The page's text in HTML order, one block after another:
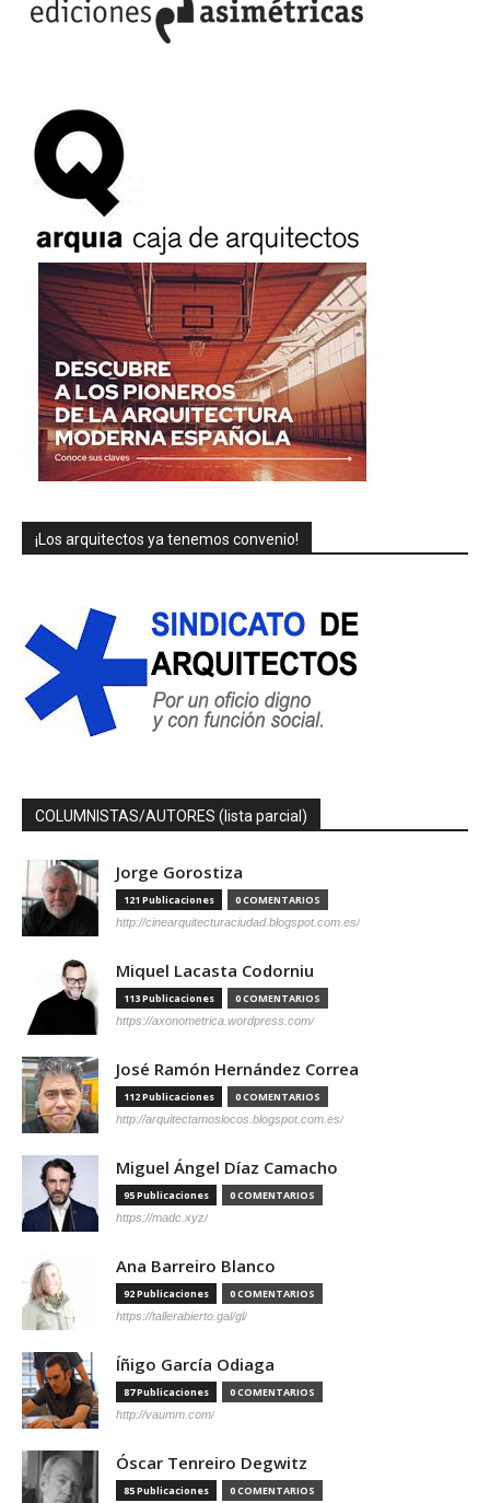
¡Los arquitectos ya tenemos convenio!
COLUMNISTAS/AUTORES (lista parcial)
Jorge Gorostiza
121 Publicaciones 0 COMENTARIOS
http://cinearquitecturaciudad.blogspot.com.es/
Miquel Lacasta Codorniu
113 Publicaciones 0 COMENTARIOS
https://axonometrica.wordpress.com/
José Ramón Hernández Correa
112 Publicaciones 0 COMENTARIOS
http://arquitectamoslocos.blogspot.com.es/
Miguel Ángel Díaz Camacho
95 Publicaciones 0 COMENTARIOS
https://madc.xyz/
Ana Barreiro Blanco
92 Publicaciones 0 COMENTARIOS
https://tallerabierto.gal/gl/
Íñigo García Odiaga
87 Publicaciones 0 COMENTARIOS
http://vaumm.com/
Óscar Tenreiro Degwitz
85 Publicaciones 0 COMENTARIOS